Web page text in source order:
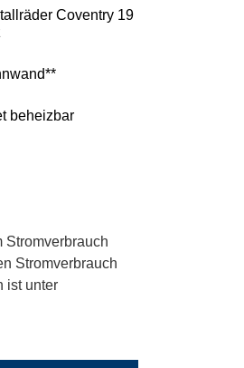
Coventry 19
beheizbar
Stromverbrauch
Stromverbrauch
ist unter